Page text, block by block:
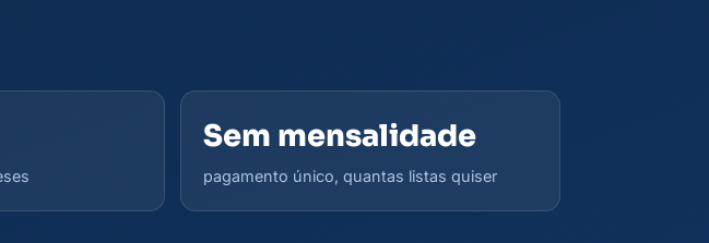
Sem mensalidade
pagamento único, quantas listas quiser